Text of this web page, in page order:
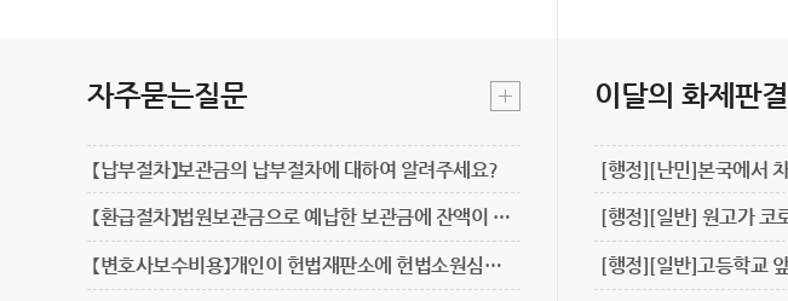
자주묻는질문
【납부절차】보관금의 납부절차에 대하여 알려주세요?
【환급절차】법원보관금으로 예납한 보관금에 잔액이 남아 있을 경우에는 어떻게 하나요?
【변호사보수비용】개인이 헌법재판소에 헌법소원심판 등에 있어서 대리인인 변호사를 통해서 청구한 경우 변호사보수에 관한 비용의 소송비용부담재판을 법원에 청구할 수 있는지요?
이달의 화제판결
2026.07.27
2026.07.20